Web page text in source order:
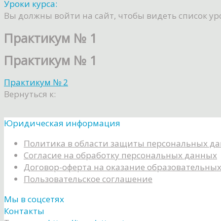
Уроки курса:
Вы должны войти на сайт, чтобы видеть список
Практикум № 1
Практикум № 1
Практикум № 2
Вернуться к:
Юридическая информация
Политика в области защиты персональных
Согласие на обработку персональных данных
Договор-оферта на оказание образовательных
Пользовательское соглашение
Мы в соцсетях
Контакты